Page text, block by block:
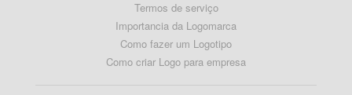
Termos de serviço
Importancia da Logomarca
Como fazer um Logotipo
Como criar Logo para empresa